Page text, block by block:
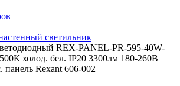
светильник
REX-PANEL-PR-595-40W-
холод. бел. IP20 3300лм 180-260В
панель Rexant 606-002